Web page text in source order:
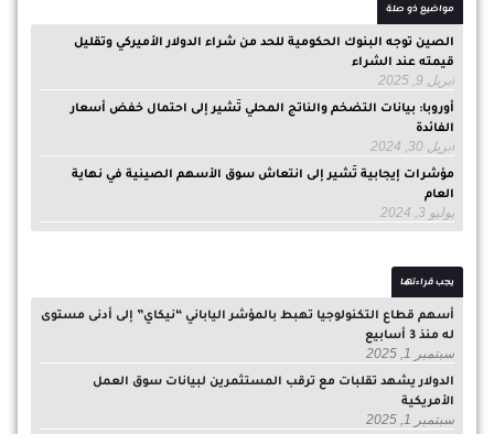
مواضيع ذو صلة
الصين توجه البنوك الحكومية للحد من شراء الدولار الأميركي وتقليل
قيمته عند الشراء
أبريل 9, 2025
أوروبا: بيانات التضخم والناتج المحلي تُشير إلى احتمال خفض أسعار
الفائدة
أبريل 30, 2024
مؤشرات إيجابية تُشير إلى انتعاش سوق الأسهم الصينية في نهاية
العام
يوليو 3, 2024
يجب قراءتها
أسهم قطاع التكنولوجيا تهبط بالمؤشر الياباني “نيكاي” إلى أدنى مستوى
له منذ 3 أسابيع
سبتمبر 1, 2025
الدولار يشهد تقلبات مع ترقب المستثمرين لبيانات سوق العمل
الأمريكية
سبتمبر 1, 2025